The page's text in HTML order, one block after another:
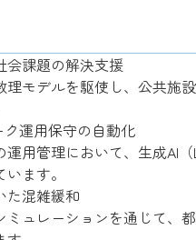
会課題の解決支援
モデルを駆使し、公共施
運用保守の自動化
用管理において、生成AI
ます。
た混雑緩和
ュレーションを通じて、